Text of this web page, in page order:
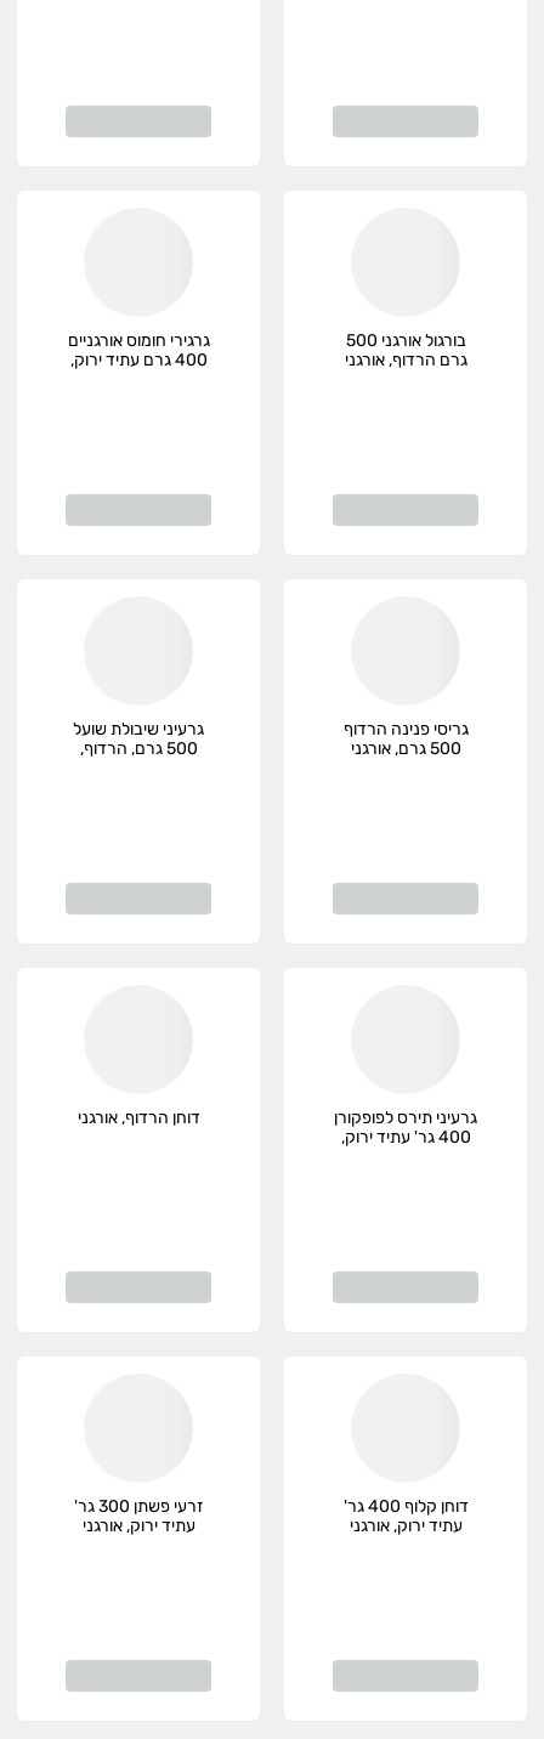
בורגול אורגני 500
גרם הרדוף, אורגני
גרגירי חומוס אורגניים
400 גרם עתיד ירוק,
גריסי פנינה הרדוף
500 גרם, אורגני
גרעיני שיבולת שועל
500 גרם, הרדוף,
גרעיני תירס לפופקורן
400 גר' עתיד ירוק,
דוחן הרדוף, אורגני
דוחן קלוף 400 גר'
עתיד ירוק, אורגני
זרעי פשתן 300 גר'
עתיד ירוק, אורגני